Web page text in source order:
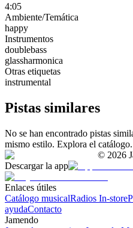
4:05
Ambiente/Temática
happy
Instrumentos
doublebass
glassharmonica
Otras etiquetas
instrumental
Pistas similares
No se han encontrado pistas
mismo estilo. Explora el catálogo.
© 2026
Descargar la app
Enlaces útiles
Catálogo musicalRadios In-store
ayudaContacto
Jamendo